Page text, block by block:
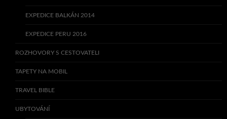
EXPEDICE BALKÁN 2014
EXPEDICE PERU 2016
ROZHOVORY S CESTOVATELI
TAPETY NA MOBIL
TRAVEL BIBLE
UBYTOVÁNÍ